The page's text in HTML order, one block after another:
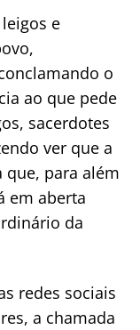
e
o
ao que pede
sacerdotes
ver que a
para além
em aberta
da
redes sociais
a chamada